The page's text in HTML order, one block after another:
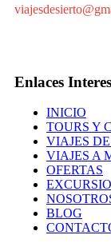
Enlaces Interes
INICIO
TOURS Y
VIAJES
VIAJES A
OFERTAS
BLOG